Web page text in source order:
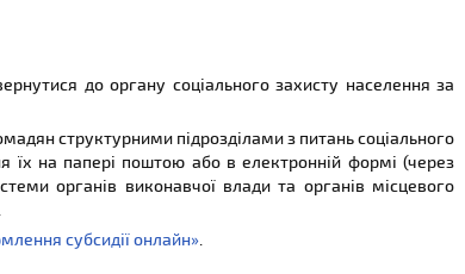
до органу соціального захисту населення за
структурними підрозділами з питань соціального
їх на папері поштою або в електронній формі (через
органів виконавчої влади та органів місцевого
субсидії онлайн»